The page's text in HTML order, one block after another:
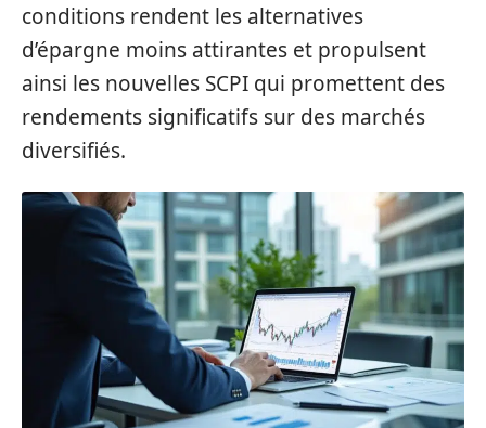
conditions rendent les alternatives
d’épargne moins attirantes et propulsent
ainsi les nouvelles SCPI qui promettent des
rendements significatifs sur des marchés
diversifiés.